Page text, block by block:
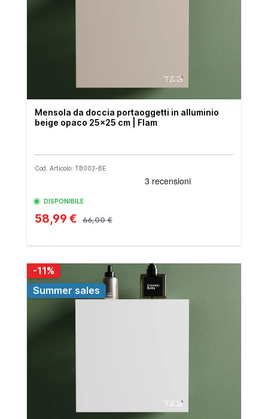
Mensola da doccia portaoggetti in alluminio
beige opaco 25x25 cm | Flam
Cod. Articolo: TB003-BE
DISPONIBILE
58,99 € 66,00 €
-11%
Summer sales